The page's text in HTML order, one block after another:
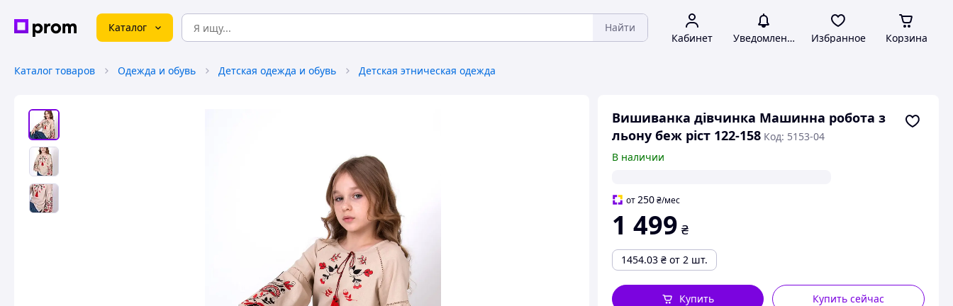
Каталог Найти
Кабинет Уведомления Избранное Корзина
Каталог товаров Одежда и обувь Детская одежда и обувь Детская этническая одежда
Вишиванка дівчинка Машинна робота з
льону беж ріст 122-158 Код: 5153-04
В наличии
от250 ₴/мес
1 499 ₴
1454.03 ₴ от 2 шт.
Купить сейчас
Купить